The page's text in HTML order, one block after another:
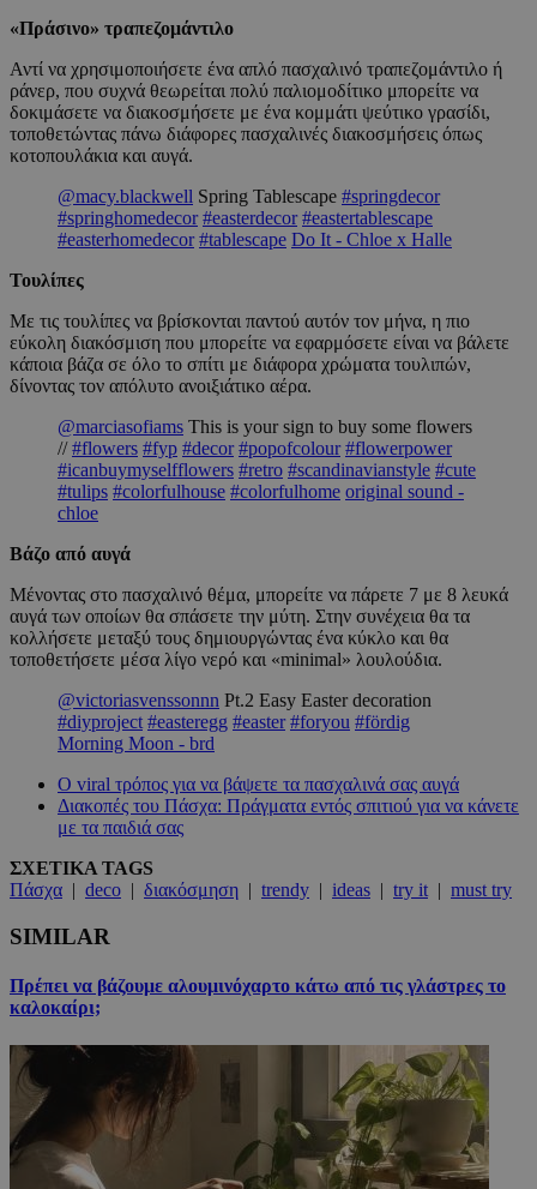
«Πράσινο» τραπεζομάντιλο
Αντί να χρησιμοποιήσετε ένα απλό πασχαλινό τραπεζομάντιλο ή
ράνερ, που συχνά θεωρείται πολύ παλιομοδίτικο μπορείτε να
δοκιμάσετε να διακοσμήσετε με ένα κομμάτι ψεύτικο γρασίδι,
τοποθετώντας πάνω διάφορες πασχαλινές διακοσμήσεις όπως
κοτοπουλάκια και αυγά.
@macy.blackwell Spring Tablescape #springdecor
#springhomedecor #easterdecor #eastertablescape
#easterhomedecor #tablescape Do It - Chloe x Halle
Τουλίπες
Με τις τουλίπες να βρίσκονται παντού αυτόν τον μήνα, η πιο
εύκολη διακόσμιση που μπορείτε να εφαρμόσετε είναι να βάλετε
κάποια βάζα σε όλο το σπίτι με διάφορα χρώματα τουλιπών,
δίνοντας τον απόλυτο ανοιξιάτικο αέρα.
@marciasofiams This is your sign to buy some flowers
//#flowers #fyp #decor #popofcolour #flowerpower
#icanbuymyselfflowers #retro #scandinavianstyle #cute
#tulips #colorfulhouse #colorfulhome original sound -
chloe
Βάζο από αυγά
Μένοντας στο πασχαλινό θέμα, μπορείτε να πάρετε 7 με 8 λευκά
αυγά των οποίων θα σπάσετε την μύτη. Στην συνέχεια θα τα
κολλήσετε μεταξύ τους δημιουργώντας ένα κύκλο και θα
τοποθετήσετε μέσα λίγο νερό και «minimal» λουλούδια.
@victoriasvenssonnn Pt.2 Easy Easter decoration
#diyproject #easteregg #easter #foryou #fördig
Morning Moon - brd
Ο viral τρόπος για να βάψετε τα πασχαλινά σας αυγά
Διακοπές του Πάσχα: Πράγματα εντός σπιτιού για να κάνετε
με τα παιδιά σας
ΣΧΕΤΙΚΑ TAGS
Πάσχα | deco | διακόσμηση | trendy | ideas | try it| must try
SIMILAR
Πρέπει να βάζουμε αλουμινόχαρτο κάτω από τις γλάστρες το
καλοκαίρι;